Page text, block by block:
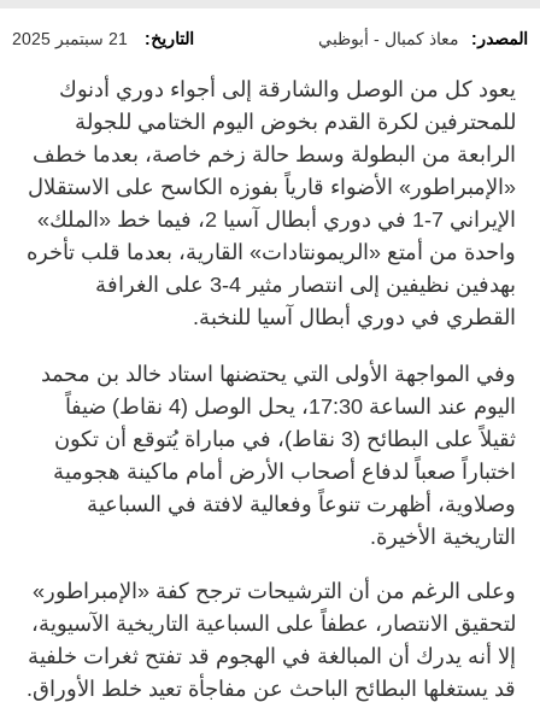
المصدر: معاذ كمبال - أبوظبي التاريخ: 21 سبتمبر 2025
يعود كل من الوصل والشارقة إلى أجواء دوري أدنوك
للمحترفين لكرة القدم بخوض اليوم الختامي للجولة
الرابعة من البطولة وسط حالة زخم خاصة، بعدما خطف
«الإمبراطور» الأضواء قارياً بفوزه الكاسح على الاستقلال
الإيراني 7-1 في دوري أبطال آسيا 2، فيما خط «الملك»
واحدة من أمتع «الريمونتادات» القارية، بعدما قلب تأخره
بهدفين نظيفين إلى انتصار مثير 4-3 على الغرافة
القطري في دوري أبطال آسيا للنخبة.
وفي المواجهة الأولى التي يحتضنها استاد خالد بن محمد
اليوم عند الساعة 17:30، يحل الوصل (4 نقاط) ضيفاً
ثقيلاً على البطائح (3 نقاط)، في مباراة يُتوقع أن تكون
اختباراً صعباً لدفاع أصحاب الأرض أمام ماكينة هجومية
وصلاوية، أظهرت تنوعاً وفعالية لافتة في السباعية
التاريخية الأخيرة.
وعلى الرغم من أن الترشيحات ترجح كفة «الإمبراطور»
لتحقيق الانتصار، عطفاً على السباعية التاريخية الآسيوية،
إلا أنه يدرك أن المبالغة في الهجوم قد تفتح ثغرات خلفية
قد يستغلها البطائح الباحث عن مفاجأة تعيد خلط الأوراق.